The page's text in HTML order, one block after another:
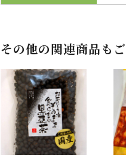
その他の関連商品もご